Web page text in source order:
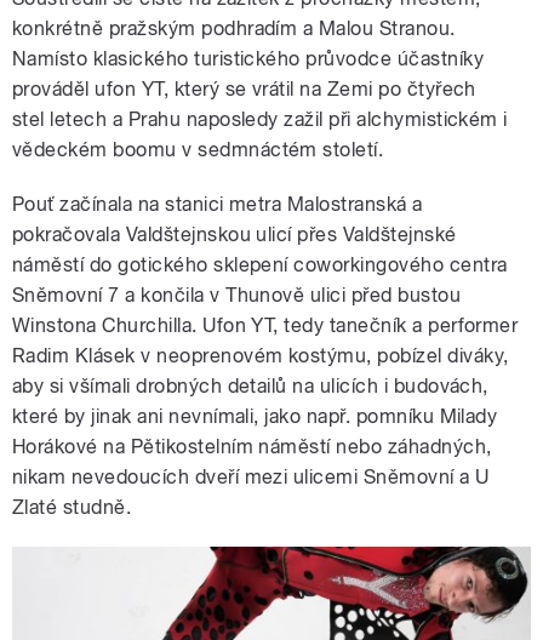
konkrétně pražským podhradím a Malou Stranou.
Namísto klasického turistického průvodce účastníky
prováděl ufon YT, který se vrátil na Zemi po čtyřech
stel letech a Prahu naposledy zažil při alchymistickém i
vědeckém boomu v sedmnáctém století.
Pouť začínala na stanici metra Malostranská a
pokračovala Valdštejnskou ulicí přes Valdštejnské
náměstí do gotického sklepení coworkingového centra
Sněmovní 7 a končila v Thunově ulici před bustou
Winstona Churchilla. Ufon YT, tedy tanečník a performer
Radim Klásek v neoprenovém kostýmu, pobízel diváky,
aby si všímali drobných detailů na ulicích i budovách,
které by jinak ani nevnímali, jako např. pomníku Milady
Horákové na Pětikostelním náměstí nebo záhadných,
nikam nevedoucích dveří mezi ulicemi Sněmovní a U
Zlaté studně.